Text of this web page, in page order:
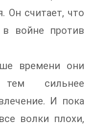
Он считает, что
войне против
времени они
сильнее
И пока
волки плохи,